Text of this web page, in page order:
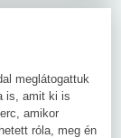
meglátogattuk
is, amit ki is
amikor
róla, meg én